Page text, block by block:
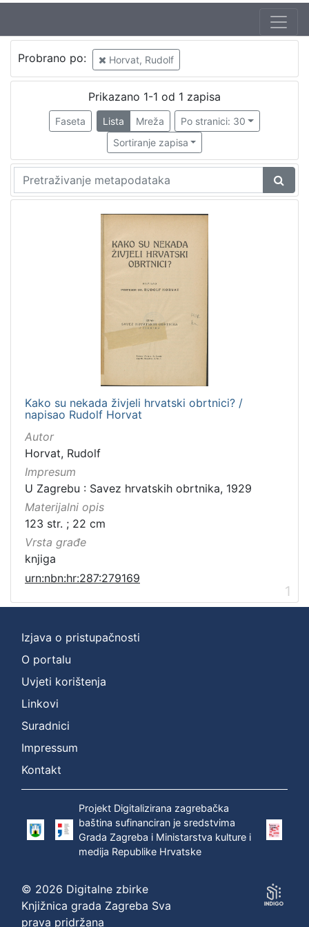
Probrano po: Horvat, Rudolf
Prikazano 1-1 od 1 zapisa
Faseta Lista Mreža
Po stranici: 30
Sortiranje zapisa
Kako su nekada živjeli hrvatski obrtnici? /
napisao Rudolf Horvat
Autor
Horvat, Rudolf
Impresum
U Zagrebu : Savez hrvatskih obrtnika, 1929
Materijalni opis
123 str. ; 22 cm
Vrsta građe
knjiga
urn:nbn:hr:287:279169
1
Izjava o pristupačnosti
O portalu
Uvjeti korištenja
Linkovi
Suradnici
Impressum
Kontakt
Projekt Digitalizirana zagrebačka
baština sufinanciran je sredstvima
Grada Zagreba i Ministarstva kulture i
medija Republike Hrvatske
© 2026 Digitalne zbirke
Knjižnica grada Zagreba Sva
prava pridržana